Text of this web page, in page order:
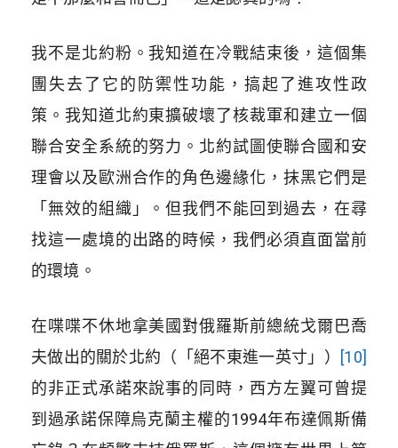
我不是北約粉。我知道在冷戰結束後，這個集
團失去了它的防禦性功能，搞起了進攻性政
策。我知道北約東擴破壞了核裁軍和建立一個
聯合安全系統的努力。北約試圖使聯合國和安
理會以及歐洲合作的角色邊緣化，抹黑它們是
「無效的組織」。但我們不能回到過去，在尋
找這一處境的出路的時候，我們必須直面當前
的環境。
在喋喋不休地拿美國對俄羅斯前總統戈爾巴喬
夫做出的關於北約（「絕不東進一英寸」） [10]
的非正式承諾來說事的同時，西方左翼可曾提
到過承諾保障烏克蘭主權的1994年布達佩斯備